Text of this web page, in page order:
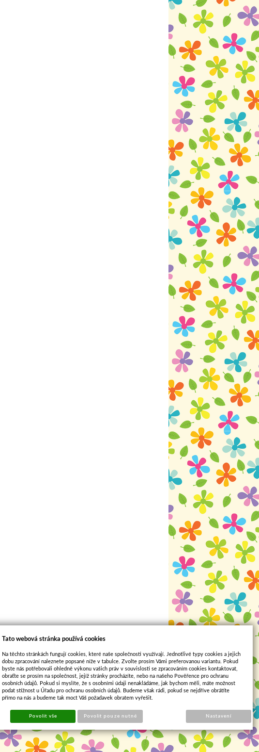
pronájem e-shopu Sun-shop
Tato webová stránka používá cookies
Na těchto stránkách fungují cookies, které naše společnosti využívají. Jednotlivé typy cookies a jejich
dobu zpracování naleznete popsané níže v tabulce. Zvolte prosím Vámi preferovanou variantu. Pokud
byste nás potřebovali ohledně výkonu vašich práv v souvislosti se zpracováním cookies kontaktovat,
obraťte se prosím na společnost, jejíž stránky procházíte, nebo na našeho Pověřence pro ochranu
osobních údajů. Pokud si myslíte, že s osobními údaji nenakládáme, jak bychom měli, máte možnost
podat stížnost u Úřadu pro ochranu osobních údajů. Budeme však rádi, pokud se nejdříve obrátíte
přímo na nás a budeme tak moct Váš požadavek obratem vyřešit.
Povolit vše Povolit pouze nutné Nastavení